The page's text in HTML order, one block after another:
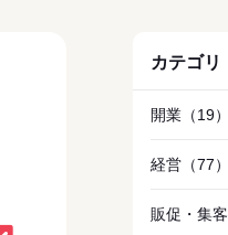
カテゴリ
開業 （19）
経営 （77）
販促・集客